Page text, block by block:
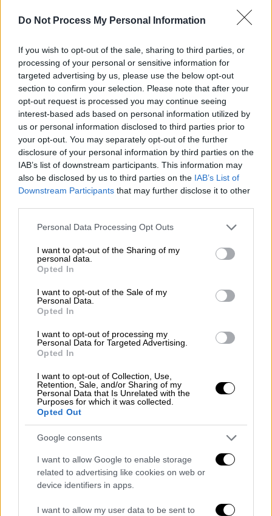
Do Not Process My Personal Information
If you wish to opt-out of the sale, sharing to third parties, or
processing of your personal or sensitive information for
targeted advertising by us, please use the below opt-out
section to confirm your selection. Please note that after your
opt-out request is processed you may continue seeing
interest-based ads based on personal information utilized by
us or personal information disclosed to third parties prior to
your opt-out. You may separately opt-out of the further
disclosure of your personal information by third parties on the
IAB’s list of downstream participants. This information may
also be disclosed by us to third parties on the IAB’s List of
Downstream Participants that may further disclose it to other
Please note that this website/app uses one or more Google
not limited to your visit or usage behaviour. You may click to
grant or deny consent to Google and its third-party tags to
use your data for below specified purposes in below Google
consent section.
Personal Data Processing Opt Outs
I want to opt-out of the Sharing of my
personal data.
Opted In
I want to opt-out of the Sale of my
Personal Data.
Opted In
I want to opt-out of processing my
Personal Data for Targeted Advertising.
Opted In
I want to opt-out of Collection, Use,
Retention, Sale, and/or Sharing of my
Personal Data that Is Unrelated with the
Purposes for which it was collected.
Opted Out
Google consents
I want to allow Google to enable storage
related to advertising like cookies on web or
device identifiers in apps.
I want to allow my user data to be sent to
ΔΙΑΒΑΣΤΕ ΕΠΙΣΗΣ
Πολιτική|15.09.2025 10:12
Ζωή Κωνσταντοπούλου στο OPEN για
το σκάνδαλο ΟΠΕΚΕΠΕ: «Η
κυβέρνηση έκανε μεθοδεύσεις για να
μην βγουν στο φως στοιχεία»
ΟΑλέξης Τσίπραςσημειώνει ότι η βίαιη
επίθεση εναντίον τους είναι μια από τις
χιλιάδες που βιώνει καθημερινά ο
παλαιστινιακός λαός, «ο οποίος σφαγιάζεται
και λιμοκτονεί με επιλογή της
κυβέρνησης
Νετανιάχου
κοινότητας».
Και τονίζει ότι «ως ευρωπαίους πολίτες,
μας ντροπιάζει η στάση της ΕΕ, που αρνείται
να επιβάλει κυρώσεις στο Ισραήλ» και
Μητσοτάκης λέγοντας «ΩςΈλληνες
, μας
ντροπιάζει διπλά η στάση του κ. Μητσοτάκη,
που μιλάει για "τη σωστή πλευρά της
ιστορίας", αλλά μπλοκάρει τις κυρώσεις
κατά της ισραηλινής κυβέρνησης και αγνοεί
επιδεικτικά τον όλεθρο που βιώνουν οι
Παλαιστίνιοι, προσβάλλοντας τον λαό μας,
τις αρχές, την ιστορία και τους αγώνες του»,
καταλήγει ο Αλέξης Τσίπρας.